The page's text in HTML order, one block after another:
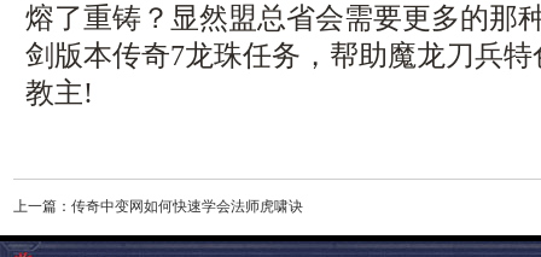
熔了重铸？显然盟总省会需要更多的那
剑版本传奇7龙珠任务，帮助魔龙刀兵
教主!
上一篇： 传奇中变网如何快速学会法师虎啸诀